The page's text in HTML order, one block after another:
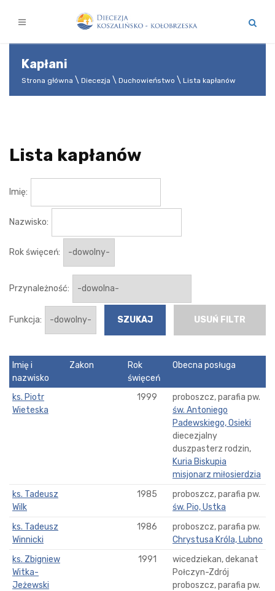
Kapłani
Strona główna Diecezja Duchowieństwo Lista kapłanów
Lista kapłanów
Imię:
Nazwisko:
Rok święceń:
Przynależność:
Funkcja: USUŃ FILTR
Imię i
nazwisko
Zakon
Rok
święceń
Obecna posługa
ks. Piotr
Wieteska
1999
proboszcz, parafia pw.
św. Antoniego
Padewskiego, Osieki
diecezjalny
duszpasterz rodzin,
Kuria Biskupia
misjonarz miłosierdzia
ks. Tadeusz
Wilk
1985
proboszcz, parafia pw.
św. Pio, Ustka
ks. Tadeusz
Winnicki
1986
proboszcz, parafia pw.
Chrystusa Króla, Lubno
ks. Zbigniew
Witka-
Jeżewski
1991
wicedziekan, dekanat
Połczyn-Zdrój
proboszcz, parafia pw.